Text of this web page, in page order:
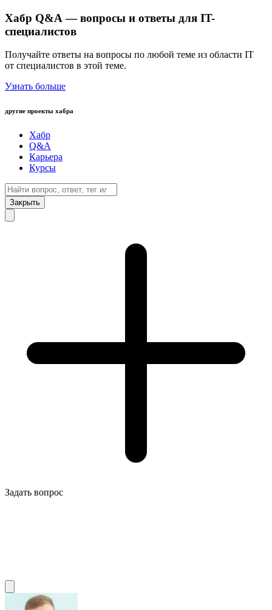
Хабр Q&A — вопросы и ответы для IT-
специалистов
Получайте ответы на вопросы по любой теме из области IT
от специалистов в этой теме.
Узнать больше
другие проекты хабра
Хабр
Q&A
Карьера
Курсы
Закрыть
Задать вопрос